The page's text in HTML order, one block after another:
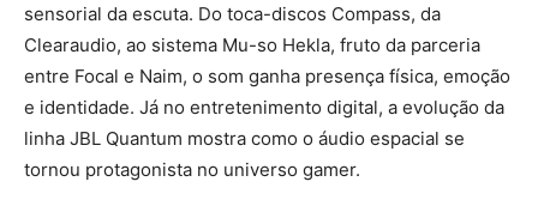
sensorial da escuta. Do toca-discos Compass, da
Clearaudio, ao sistema Mu-so Hekla, fruto da parceria
entre Focal e Naim, o som ganha presença física, emoção
e identidade. Já no entretenimento digital, a evolução da
linha JBL Quantum mostra como o áudio espacial se
tornou protagonista no universo gamer.